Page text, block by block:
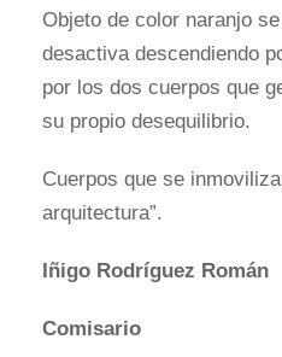
Objeto de color naranjo
desactiva descendiendo
por los dos cuerpos que
su propio desequilibrio.
Cuerpos que se
arquitectura”.
Iñigo Rodríguez Román
Comisario